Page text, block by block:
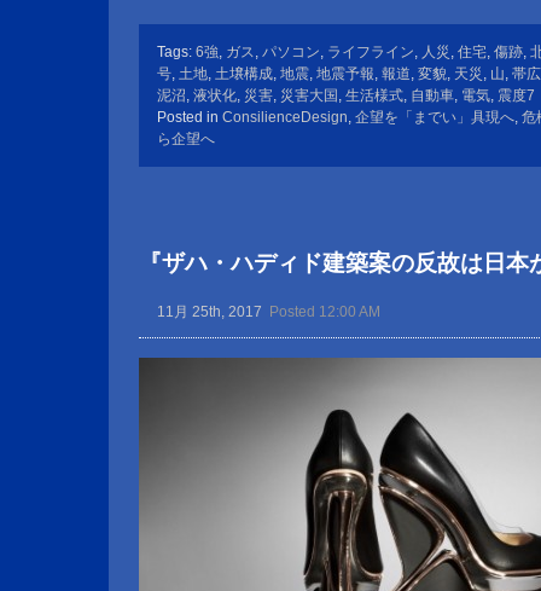
Tags: 6強, ガス, パソコン, ライフライン, 人災 , 住宅, 傷跡,
号, 土地, 土壌構成, 地震, 地震予報, 報道, 変貌, 天災 , 山, 帯広
泥沼, 液状化, 災害, 災害大国 , 生活様式, 自動車, 電気, 震度7
Posted in ConsilienceDesign, 企望を「までい」具現へ, 危
ら企望へ
『ザハ・ハディド建築案の反故は日
11月 25th, 2017 Posted 12:00 AM